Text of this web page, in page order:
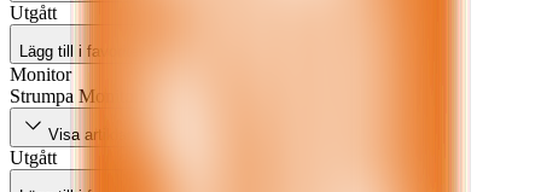
Utgått
Lägg till i favoriter
Monitor
Strumpa Monitor Sportwork
Visa artiklar
Utgått